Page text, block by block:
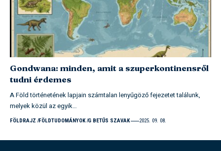
Gondwana: minden, amit a szuperkontinensről
tudni érdemes
A Föld történetének lapjain számtalan lenyűgöző fejezetet találunk,
melyek közül az egyik…
FÖLDRAJZ FÖLDTUDOMÁNYOK G BETŰS SZAVAK 2025. 09. 08.